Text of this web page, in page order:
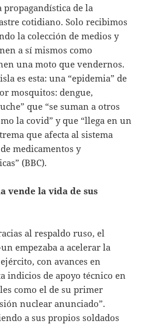
de la
cotidiano. Solo recibimos
la colección de medios y
a sí mismos como
una moto que vendernos.
es esta: una “epidemia” de
mosquitos: dengue,
que “se suman a otros
la covid” y que “llega en un
que afecta al sistema
medicamentos y
(BBC).
vende la vida de sus
al respaldo ruso, el
empezaba a acelerar la
con avances en
indicios de apoyo técnico en
como el de su primer
nuclear anunciado”.
a sus propios soldados